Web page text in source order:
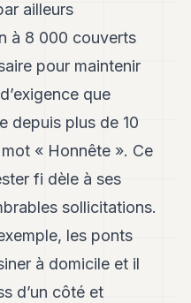
ailleurs
à 8 000 couverts
pour maintenir
que
depuis plus de 10
« Honnête ». Ce
fi dèle à ses
sollicitations.
les ponts
à domicile et il
d’un côté et